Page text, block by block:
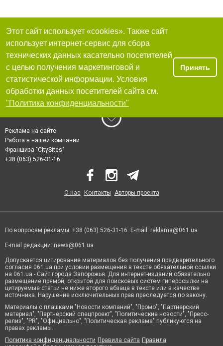
Этот сайт использует «cookies». Также сайт
использует интернет-сервис для сбора
технических данных касательно посетителей
с целью получения маркетинговой и
статистической информации. Условия
обработки данных посетителей сайта см.
"Политика конфиденциальности"
Принять
Реклама на сайте
Работа в нашей компании
Франшиза "CitySites"
+38 (063) 526-31-16
О нас Контакты Авторы проекта
По вопросам рекламы: +38 (063) 526-31-16. E-mail: reklama@061.ua
E-mail редакции: news@061.ua
Допускается цитирование материалов без получения предварительного
согласия 061.ua при условии размещения в тексте обязательной ссылки
на 061.ua - Сайт города Запорожья. Для интернет-изданий обязательно
размещение прямой, открытой для поисковых систем гиперссылки на
цитируемые статьи не ниже второго абзаца в тексте или в качестве
источника. Нарушение исключительных прав преследуется по закону.
Материалы с плашками "Новости компаний", "Промо", "Партнерский
материал", "Партнерский спецпроект", "Политические новости", "Пресс-
релиз", "PR", "Официально", "Политическая реклама" публикуются на
правах рекламы.
Политика конфиденциальности Правила сайта Правила